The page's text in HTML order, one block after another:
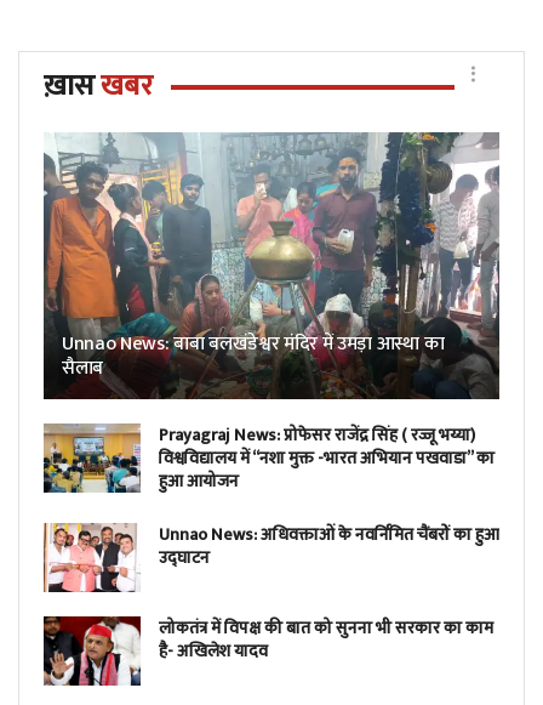
ख़ासखबर
Unnao News: बाबा बलखंडेश्वर मंदिर में उमड़ा आस्था का
सैलाब
Prayagraj News: प्रोफेसर राजेंद्र सिंह ( रज्जू भय्या)
विश्वविद्यालय में “नशा मुक्त -भारत अभियान पखवाडा” का
हुआ आयोजन
Unnao News: अधिवक्ताओं के नवर्निमित चैंबरों का हुआ
उद्घाटन
लोकतंत्र में विपक्ष की बात को सुनना भी सरकार का काम
है- अखिलेश यादव